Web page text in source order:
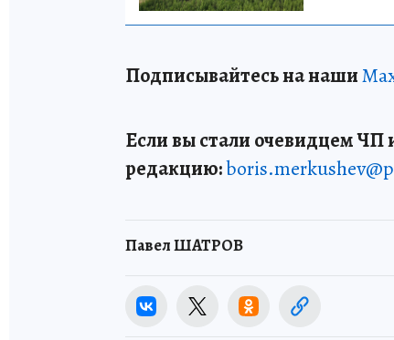
Подписывайтесь на наши
Если вы стали очевидцем ЧП
редакцию:
Павел ШАТРОВ